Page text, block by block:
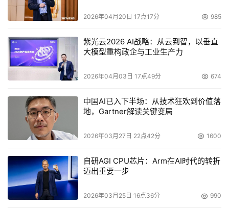
2026年04月20日 17点17分 985
紫光云2026 AI战略：从云到智，以垂直
大模型重构政企与工业生产力
2026年04月03日 17点49分 674
中国AI已入下半场：从技术狂欢到价值落
地，Gartner解读关键变局
2026年03月27日 22点42分 1600
自研AGI CPU芯片：Arm在AI时代的转折
迈出重要一步
2026年03月25日 16点36分 990